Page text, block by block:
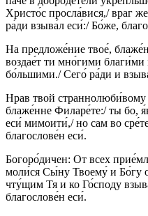
Христо́с просла́вися,/ враг
ра́ди взыва́л еси́:/ Бо́же,
На предложе́ние твое́,
воздае́т ти мно́гими
бо́льшими./ Сего́ ра́ди и
Нрав твой страннолюби́вому
блаже́нне Филаре́те:/ ты бо,
еси́ мимоити́,/ но сам во
благослове́н еси́.
Богоро́дичен: От всех
моли́ся Сы́ну Твоему́ и Бо́гу
чту́щим Тя и ко Го́споду
благослове́н еси́.